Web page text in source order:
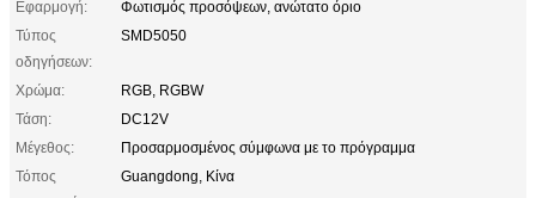
Εφαρμογή:
Φωτισμός προσόψεων, ανώτατο όριο
Τύπος
οδηγήσεων:
SMD5050
Χρώμα:
RGB, RGBW
Τάση:
DC12V
Μέγεθος:
Προσαρμοσμένος σύμφωνα με το πρόγραμμα
Τόπος
Guangdong, Κίνα